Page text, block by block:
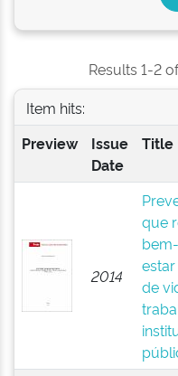
Results 1-2
Item hits:
Preview
Issue
Date
Title
2014
que
de